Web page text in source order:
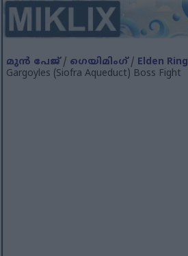
മുൻ പേജ്/ ഗെയിമിംഗ്/ Elden Ring
Gargoyles (Siofra Aqueduct) Boss Fight